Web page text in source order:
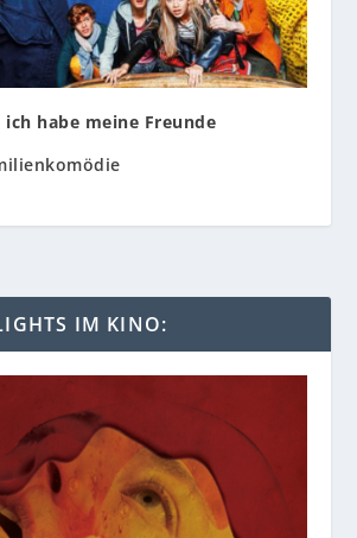
ich habe meine Freunde
IM KINO: